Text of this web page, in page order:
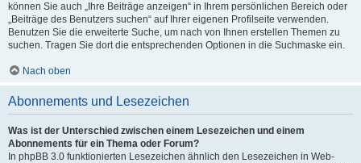
können Sie auch „Ihre Beiträge anzeigen“ in Ihrem persönlichen Bereich oder
„Beiträge des Benutzers suchen“ auf Ihrer eigenen Profilseite verwenden.
Benutzen Sie die erweiterte Suche, um nach von Ihnen erstellen Themen zu
suchen. Tragen Sie dort die entsprechenden Optionen in die Suchmaske ein.
Nach oben
Abonnements und Lesezeichen
Was ist der Unterschied zwischen einem Lesezeichen und einem
Abonnements für ein Thema oder Forum?
In phpBB 3.0 funktionierten Lesezeichen ähnlich den Lesezeichen in Web-